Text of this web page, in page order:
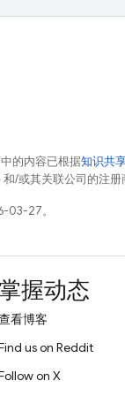
的内容已根据知识共
/或其关联公司的注册
03-27。
握动态
看博客
us on Reddit
on X